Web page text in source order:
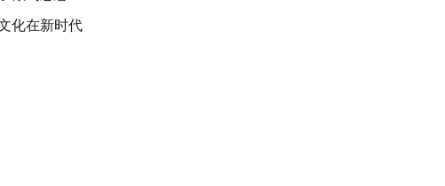
化在新时代